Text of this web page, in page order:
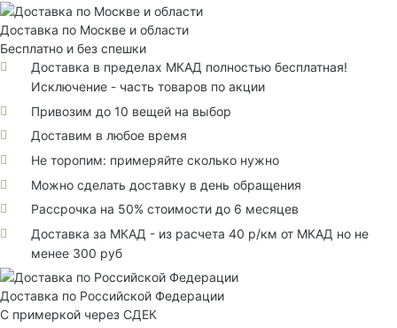
Доставка по Москве и области
Бесплатно и без спешки
Доставка в пределах МКАД полностью бесплатная!
Исключение - часть товаров по акции
Привозим до 10 вещей на выбор
Доставим в любое время
Не торопим: примеряйте сколько нужно
Можно сделать доставку в день обращения
Рассрочка на 50% стоимости до 6 месяцев
Доставка за МКАД - из расчета 40 р/км от МКАД но не
менее 300 руб
Доставка по Российской Федерации
С примеркой через СДЕК